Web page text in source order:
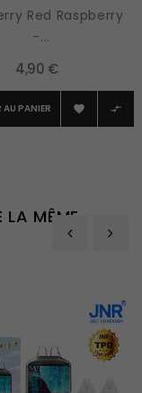
Red Raspberry
-...
4,90 €
PANIER  
LA MÊME